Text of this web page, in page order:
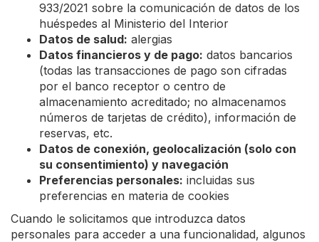
933/2021 sobre la comunicación de datos de los
huéspedes al Ministerio del Interior
Datos de salud: alergias
Datos financieros y de pago: datos bancarios
(todas las transacciones de pago son cifradas
por el banco receptor o centro de
almacenamiento acreditado; no almacenamos
números de tarjetas de crédito), información de
reservas, etc.
Datos de conexión, geolocalización (solo con
su consentimiento) y navegación
Preferencias personales: incluidas sus
preferencias en materia de cookies
Cuando le solicitamos que introduzca datos
personales para acceder a una funcionalidad, algunos